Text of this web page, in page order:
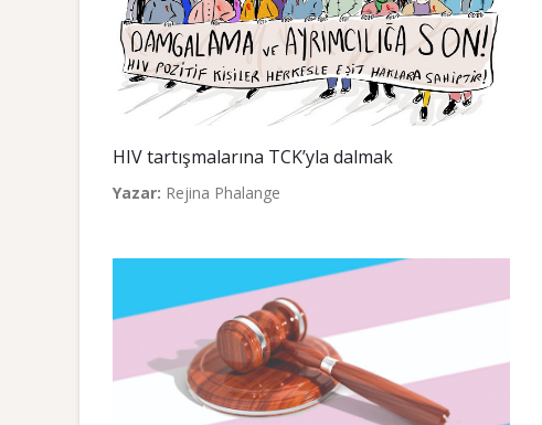
HIV tartışmalarına TCK’yla dalmak
Yazar: Rejina Phalange